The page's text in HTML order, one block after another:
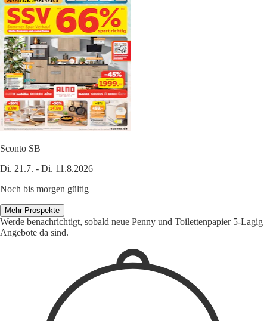
Sconto SB
Di. 21.7. - Di. 11.8.2026
Noch bis morgen gültig
Mehr Prospekte
Werde benachrichtigt, sobald neue Penny und Toilettenpapier 5-Lagig
Angebote da sind.